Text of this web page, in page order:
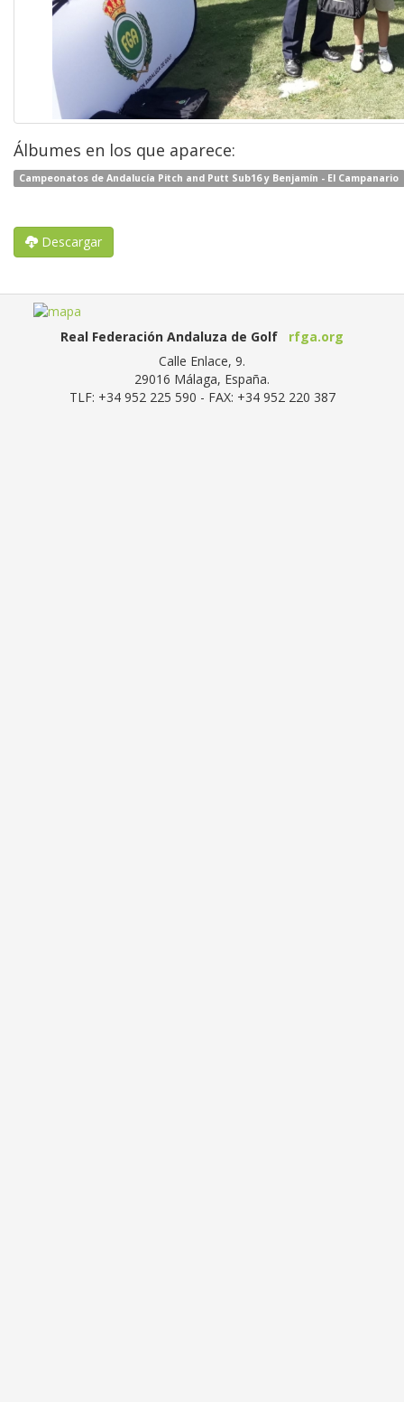
Álbumes en los que aparece:
Campeonatos de Andalucía Pitch and Putt Sub16 y Benjamín - El Campanario
Descargar
Real Federación Andaluza de Golf
rfga.org
Calle Enlace, 9.
29016 Málaga, España.
TLF: +34 952 225 590 - FAX: +34 952 220 387